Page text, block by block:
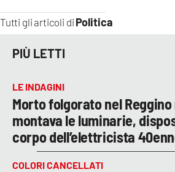
Tutti gli articoli di Politica
PIÙ LETTI
LE INDAGINI
Morto folgorato nel
montava le luminarie,
corpo dell’elettricista
COLORI CANCELLATI